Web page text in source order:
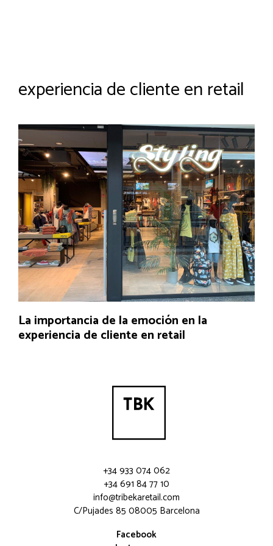
experiencia de cliente en retail
La importancia de la emoción en la
experiencia de cliente en retail
+34 933 074 062
+34 691 84 77 10
info@tribekaretail.com
C/Pujades 85 08005 Barcelona
Facebook